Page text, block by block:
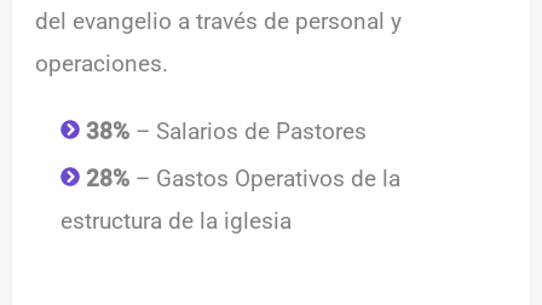
del evangelio a través de personal y
operaciones.
38% – Salarios de Pastores
28% – Gastos Operativos de la
estructura de la iglesia